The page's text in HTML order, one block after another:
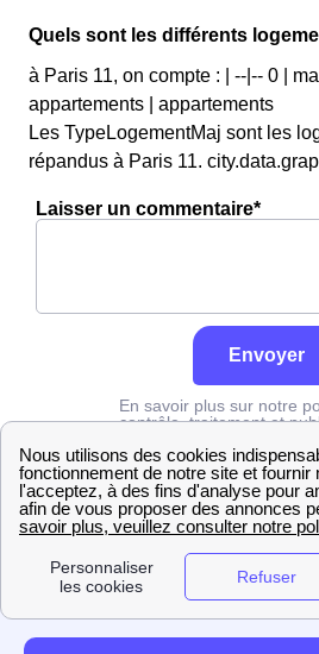
Quels sont les différents
à Paris 11, on compte : | --|-- 0 |
appartements | appartements
Les TypeLogementMaj sont les
répandus à Paris 11.
Laisser un commentaire*
Envoyer
En savoir plus sur notre
contrôle, traitement et
Edf Paris Paris 11